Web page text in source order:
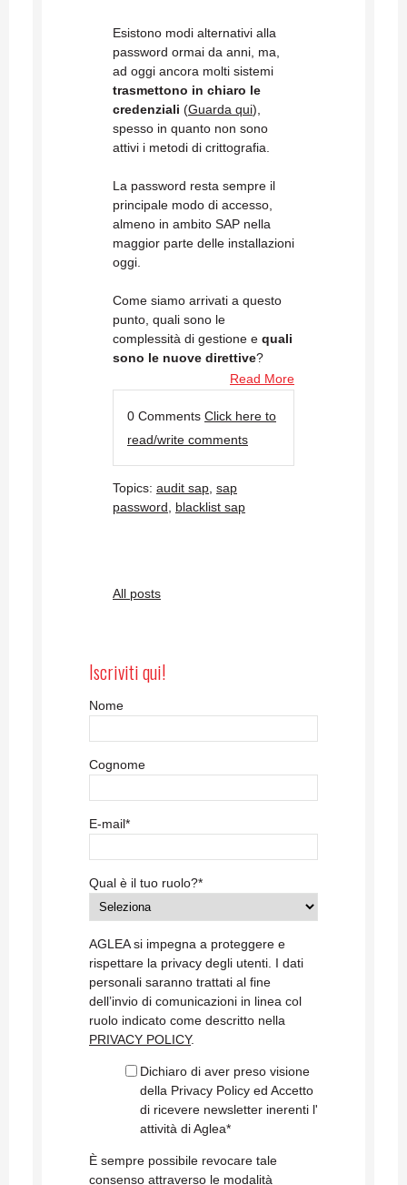
Esistono modi alternativi alla
password ormai da anni, ma,
ad oggi ancora molti sistemi
trasmettono in chiaro le
credenziali (Guarda qui),
spesso in quanto non sono
attivi i metodi di crittografia.
La password resta sempre il
principale modo di accesso,
almeno in ambito SAP nella
maggior parte delle installazioni
oggi.
Come siamo arrivati a questo
punto, quali sono le
complessità di gestione e quali
sono le nuove direttive?
Read More
0 Comments Click here to
read/write comments
Topics: audit sap sap
password
blacklist sap
All posts
Iscriviti qui!
Nome
Cognome
E-mail*
Qual è il tuo ruolo?*
AGLEA si impegna a proteggere e
rispettare la privacy degli utenti. I dati
personali saranno trattati al fine
dell’invio di comunicazioni in linea col
ruolo indicato come descritto nella
PRIVACY POLICY.
Dichiaro di aver preso visione
della Privacy Policy ed Accetto
di ricevere newsletter inerenti l'
attività di Aglea*
È sempre possibile revocare tale
consenso attraverso le modalità